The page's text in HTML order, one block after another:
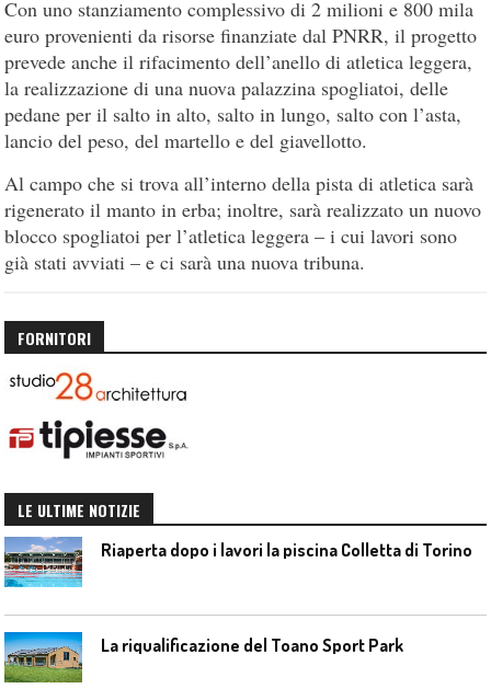
Con uno stanziamento complessivo di 2 milioni e 800 mila
euro provenienti da risorse finanziate dal PNRR, il progetto
prevede anche il rifacimento dell’anello di atletica leggera,
la realizzazione di una nuova palazzina spogliatoi, delle
pedane per il salto in alto, salto in lungo, salto con l’asta,
lancio del peso, del martello e del giavellotto.
Al campo che si trova all’interno della pista di atletica sarà
rigenerato il manto in erba; inoltre, sarà realizzato un nuovo
blocco spogliatoi per l’atletica leggera – i cui lavori sono
già stati avviati – e ci sarà una nuova tribuna.
FORNITORI
LE ULTIME NOTIZIE
Riaperta dopo i lavori la piscina Colletta di Torino
La riqualificazione del Toano Sport Park